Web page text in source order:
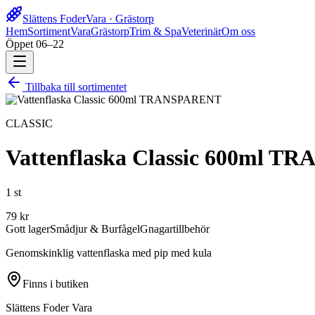
Slättens FoderVara · Grästorp
HemSortimentVaraGrästorpTrim & SpaVeterinärOm oss
Öppet 06–22
Tillbaka till sortimentet
CLASSIC
Vattenflaska Classic 600ml
1 st
79 kr
Gott lagerSmådjur & BurfågelGnagartillbehör
Genomskinklig vattenflaska med pip med kula
Finns i butiken
Slättens Foder Vara